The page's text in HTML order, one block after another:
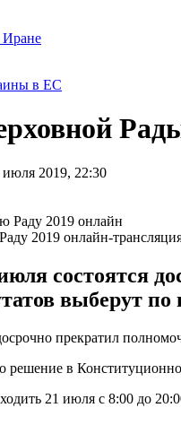
в ЕС
2019, 22:30
2019 онлайн-
состоятся
выберут
прекратил
решение в
21 июля с 8:00 до